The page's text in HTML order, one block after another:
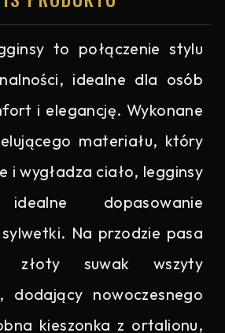
to połączenie stylu
idealne dla osób
i elegancję. Wykonane
materiału, który
i wygładza ciało, legginsy
dopasowanie
Na przodzie pasa
złoty suwak wszyty
dodający nowoczesnego
kieszonka z ortalionu,